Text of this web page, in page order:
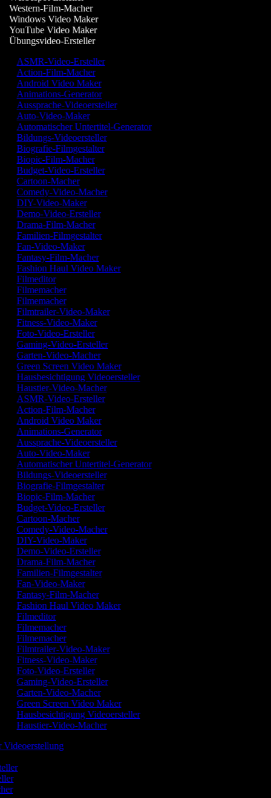
Western-Film-Macher
Windows Video Maker
YouTube Video Maker
Übungsvideo-Ersteller
ASMR-Video-Ersteller
Action-Film-Macher
Android Video Maker
Animations-Generator
Aussprache-Videoersteller
Auto-Video-Maker
Automatischer Untertitel-Generator
Bildungs-Videoersteller
Biografie-Filmgestalter
Biopic-Film-Macher
Budget-Video-Ersteller
Cartoon-Macher
Comedy-Video-Macher
DIY-Video-Maker
Demo-Video-Ersteller
Drama-Film-Macher
Familien-Filmgestalter
Fan-Video-Maker
Fantasy-Film-Macher
Fashion Haul Video Maker
Filmeditor
Filmemacher
Filmemacher
Filmtrailer-Video-Maker
Fitness-Video-Maker
Foto-Video-Ersteller
Gaming-Video-Ersteller
Garten-Video-Macher
Green Screen Video Maker
Hausbesichtigung Videoersteller
Haustier-Video-Macher
ASMR-Video-Ersteller
Action-Film-Macher
Android Video Maker
Animations-Generator
Aussprache-Videoersteller
Auto-Video-Maker
Automatischer Untertitel-Generator
Bildungs-Videoersteller
Biografie-Filmgestalter
Biopic-Film-Macher
Budget-Video-Ersteller
Cartoon-Macher
Comedy-Video-Macher
DIY-Video-Maker
Demo-Video-Ersteller
Drama-Film-Macher
Familien-Filmgestalter
Fan-Video-Maker
Fantasy-Film-Macher
Fashion Haul Video Maker
Filmeditor
Filmemacher
Filmemacher
Filmtrailer-Video-Maker
Fitness-Video-Maker
Foto-Video-Ersteller
Gaming-Video-Ersteller
Garten-Video-Macher
Green Screen Video Maker
Hausbesichtigung Videoersteller
Haustier-Video-Macher
Videoerstellung